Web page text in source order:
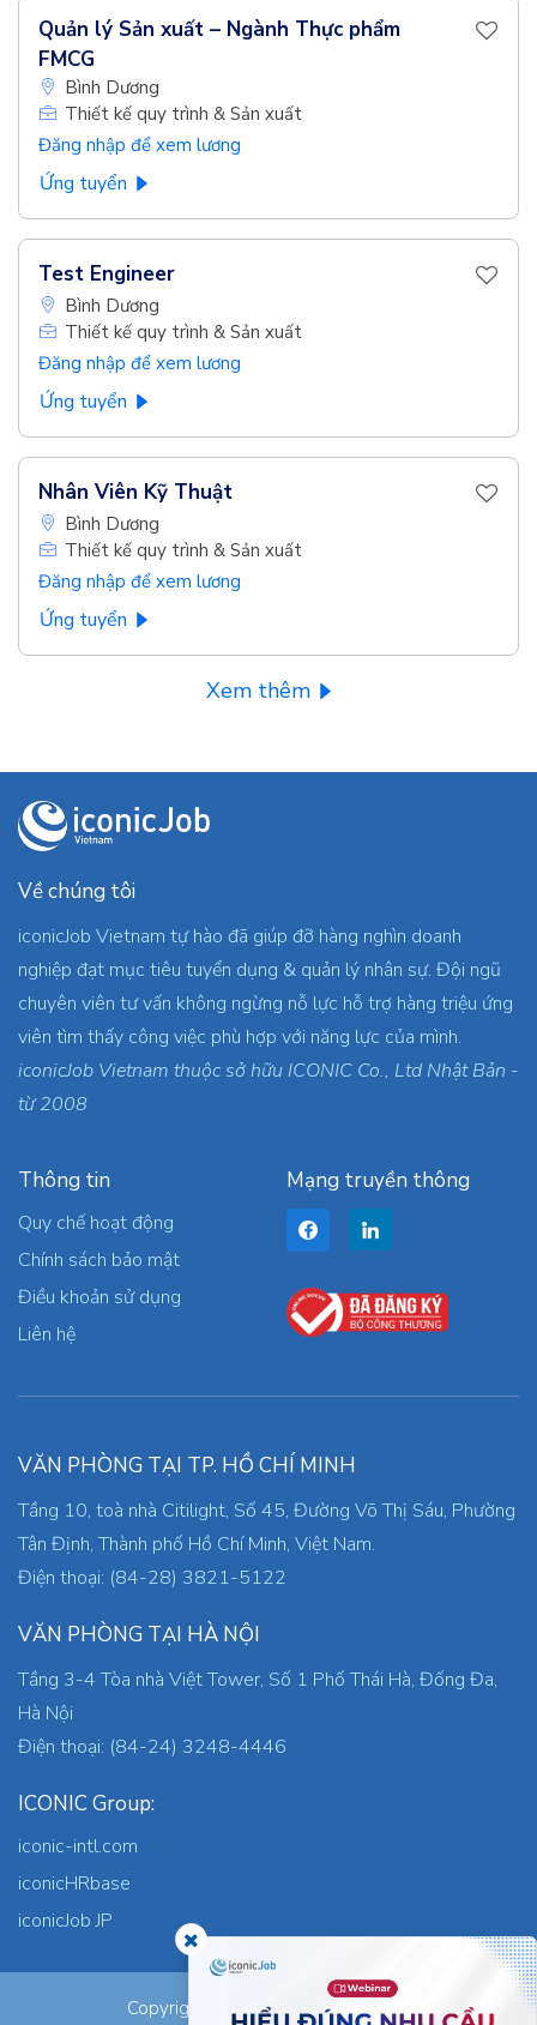
Quản lý Sản xuất – Ngành Thực phẩm
FMCG
Bình Dương
Thiết kế quy trình & Sản xuất
Đăng nhập để xem lương
Ứng tuyển
Test Engineer
Bình Dương
Thiết kế quy trình & Sản xuất
Đăng nhập để xem lương
Ứng tuyển
Nhân Viên Kỹ Thuật
Bình Dương
Thiết kế quy trình & Sản xuất
Đăng nhập để xem lương
Ứng tuyển
Xem thêm
Về chúng tôi
iconicJob Vietnam tự hào đã giúp đỡ hàng nghìn doanh
nghiệp đạt mục tiêu tuyển dụng & quản lý nhân sự. Đội ngũ
chuyên viên tư vấn không ngừng nỗ lực hỗ trợ hàng triệu ứng
viên tìm thấy công việc phù hợp với năng lực của mình.
iconicJob Vietnam thuộc sở hữu ICONIC Co., Ltd Nhật Bản -
từ 2008
Thông tin
Quy chế hoạt động
Chính sách bảo mật
Điều khoản sử dụng
Liên hệ
Mạng truyền thông
VĂN PHÒNG TẠI TP. HỒ CHÍ MINH
Tầng 10, toà nhà Citilight, Số 45, Đường Võ Thị Sáu, Phường
Tân Định, Thành phố Hồ Chí Minh, Việt Nam.
Điện thoại: (84-28) 3821-5122
VĂN PHÒNG TẠI HÀ NỘI
Tầng 3-4 Tòa nhà Việt Tower, Số 1 Phố Thái Hà, Đống Đa,
Hà Nội
Điện thoại: (84-24) 3248-4446
ICONIC Group:
iconic-intl.com
iconicHRbase
iconicJob JP
Copyright © 2026 ICONIC Co., Ltd.